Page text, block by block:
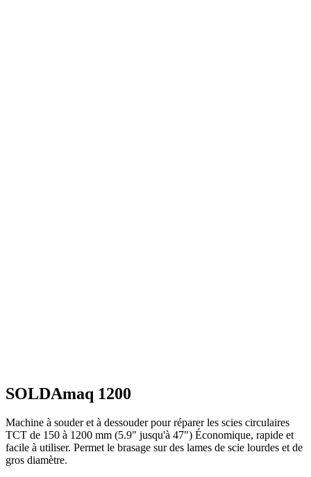
SOLDAmaq 1200
Machine à souder et à dessouder pour réparer les scies circulaires
TCT de 150 à 1200 mm (5.9" jusqu'à 47") Économique, rapide et
facile à utiliser. Permet le brasage sur des lames de scie lourdes et de
gros diamètre.